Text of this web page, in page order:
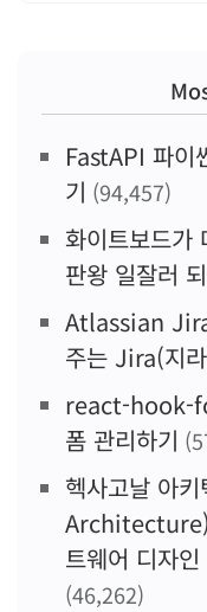
FastAPI 파이
기 (94,457)
화이트보드
판왕 일잘러
Atlassian
주는 Jira(지
react-hook-
폼 관리하기
헥사고날 아
Architecture)
트웨어 디자인
(46,262)